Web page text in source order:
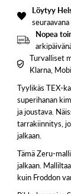
Löytyy
Nopea
Turvalliset
Klarna,
Tyylikäs TEX-
superihanan
ja joustava.
tarrakiinnitys,
jalkaan.
Tämä Zeru-
jalkaan.
kuin Froddon